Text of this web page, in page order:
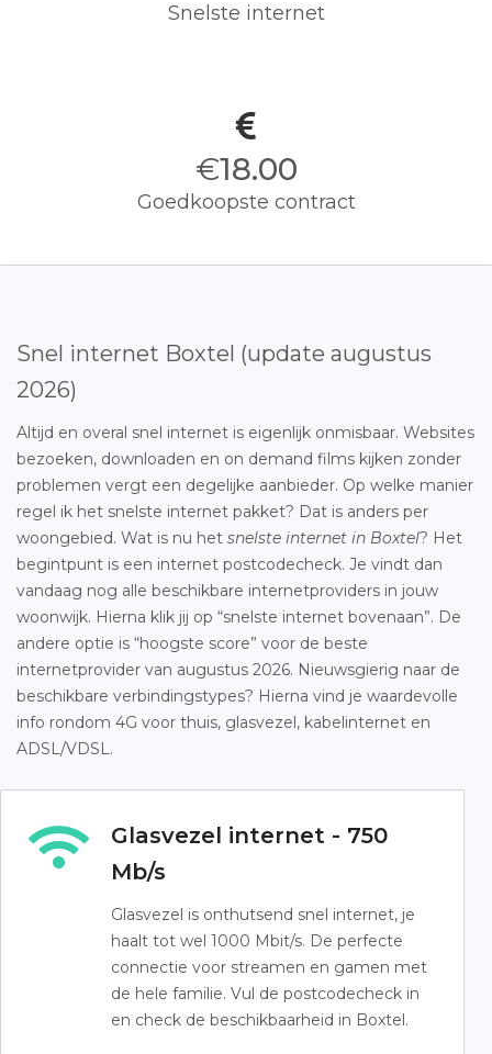
Snelste internet
€18.00
Goedkoopste contract
Snel internet Boxtel (update augustus
2026)
Altijd en overal snel internet is eigenlijk onmisbaar. Websites
bezoeken, downloaden en on demand films kijken zonder
problemen vergt een degelijke aanbieder. Op welke manier
regel ik het snelste internet pakket? Dat is anders per
woongebied. Wat is nu het snelste internet in Boxtel? Het
begintpunt is een internet postcodecheck. Je vindt dan
vandaag nog alle beschikbare internetproviders in jouw
woonwijk. Hierna klik jij op “snelste internet bovenaan”. De
andere optie is “hoogste score” voor de beste
internetprovider van augustus 2026. Nieuwsgierig naar de
beschikbare verbindingstypes? Hierna vind je waardevolle
info rondom 4G voor thuis, glasvezel, kabelinternet en
ADSL/VDSL.
Glasvezel internet - 750
Mb/s
Glasvezel is onthutsend snel internet, je
haalt tot wel 1000 Mbit/s. De perfecte
connectie voor streamen en gamen met
de hele familie. Vul de postcodecheck in
en check de beschikbaarheid in Boxtel.